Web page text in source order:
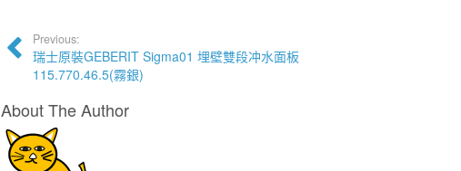
Previous:
瑞士原裝GEBERIT Sigma01 埋壁雙段冲水面板
115.770.46.5(霧銀)
About The Author